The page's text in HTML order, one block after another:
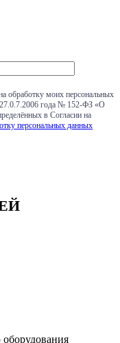
обработку моих персональных
27.0.7.2006 года № 152-ФЗ «О
в Согласии на
персональных данных